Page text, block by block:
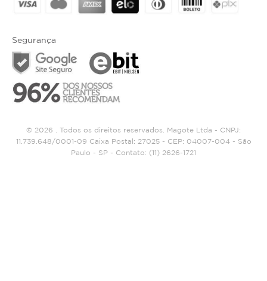
Segurança
© 2026 . Todos os direitos reservados. Magote Ltda - CNPJ:
11.739.648/0001-09 Caixa Postal: 27025 - CEP: 04007-004 - São
Paulo - SP - Contato: (11) 2626-1721